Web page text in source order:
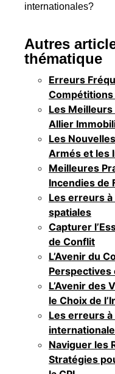
internationales?
Autres
thématique
Erreurs
Les
Allier
Les
Armés et les
Meilleures
Incendies de
Les erreurs
spatiales
Capturer
de Conflit
L’Avenir du
Perspectives
L’Avenir des
le Choix de
Les erreurs
Naviguer les
Stratégies